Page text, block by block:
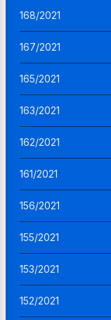
168/2021
167/2021
165/2021
163/2021
162/2021
161/2021
156/2021
155/2021
153/2021
152/2021